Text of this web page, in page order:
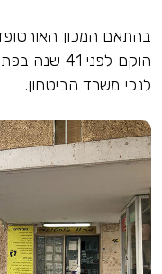
בהתאם המכון
הוקם לפני
לנכי משרד הביטחון.